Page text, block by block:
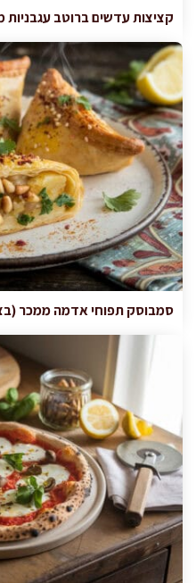
קציצות עדשים ברוטב עגבניות
סמבוסק תפוחי אדמה ממכר